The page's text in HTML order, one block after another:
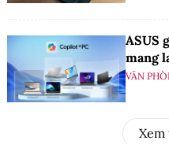
ASUS
mang
VĂN
Xem